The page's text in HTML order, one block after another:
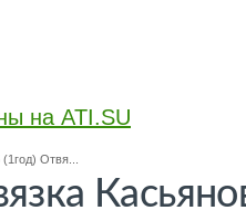
на ATI.SU
Отвя...